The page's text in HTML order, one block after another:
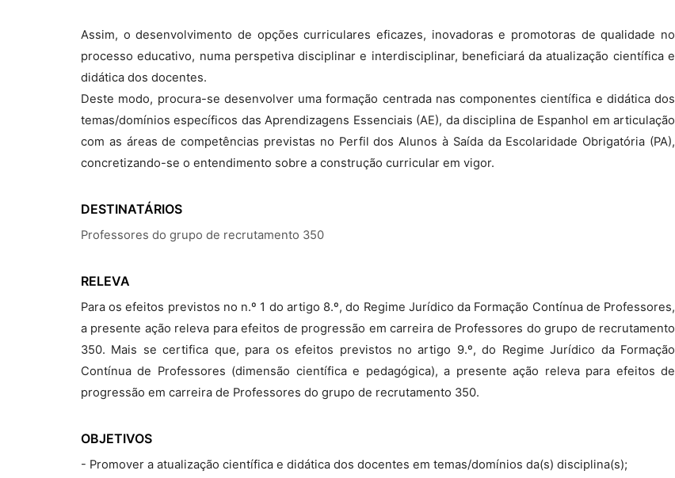
Assim, o desenvolvimento de opções curriculares eficazes, inovadoras e promotoras de qualidade no
processo educativo, numa perspetiva disciplinar e interdisciplinar, beneficiará da atualização científica e
didática dos docentes.
Deste modo, procura-se desenvolver uma formação centrada nas componentes científica e didática dos
temas/domínios específicos das Aprendizagens Essenciais (AE), da disciplina de Espanhol em articulação
com as áreas de competências previstas no Perfil dos Alunos à Saída da Escolaridade Obrigatória (PA),
concretizando-se o entendimento sobre a construção curricular em vigor.
DESTINATÁRIOS
Professores do grupo de recrutamento 350
RELEVA
Para os efeitos previstos no n.º 1 do artigo 8.º, do Regime Jurídico da Formação Contínua de Professores,
a presente ação releva para efeitos de progressão em carreira de Professores do grupo de recrutamento
350. Mais se certifica que, para os efeitos previstos no artigo 9.º, do Regime Jurídico da Formação
Contínua de Professores (dimensão científica e pedagógica), a presente ação releva para efeitos de
progressão em carreira de Professores do grupo de recrutamento 350.
OBJETIVOS
- Promover a atualização científica e didática dos docentes em temas/domínios da(s) disciplina(s);